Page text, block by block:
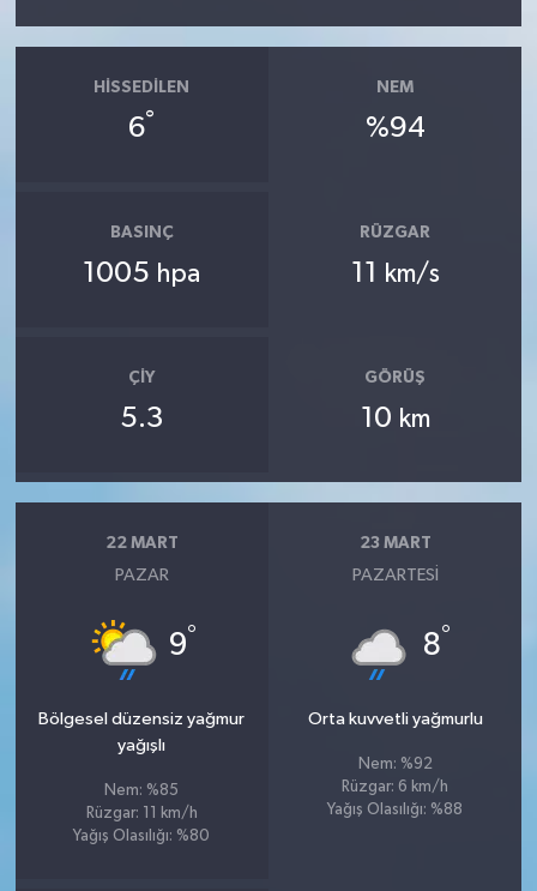
HISSEDILEN
6°
NEM
%94
BASINÇ
1005 hpa
RÜZGAR
11 km/s
ÇIY
5.3
GÖRÜŞ
10 km
22 MART
PAZAR
9°
Bölgesel düzensiz yağmur
yağışlı
Nem: %85
Rüzgar: 11 km/h
Yağış Olasılığı: %80
23 MART
PAZARTESI
8°
Orta kuvvetli yağmurlu
Nem: %92
Rüzgar: 6 km/h
Yağış Olasılığı: %88